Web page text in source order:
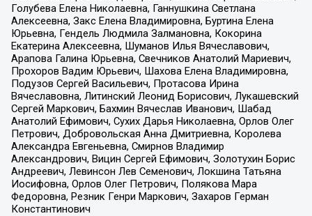
Голубева Елена Николаевна, Ганнушкина Светлана
Алексеевна, Закс Елена Владимировна, Буртина Елена
Юрьевна, Гендель Людмила Залмановна, Кокорина
Екатерина Алексеевна, Шуманов Илья Вячеславович,
Арапова Галина Юрьевна, Свечников Анатолий Мариевич,
Прохоров Вадим Юрьевич, Шахова Елена Владимировна,
Подузов Сергей Васильевич, Протасова Ирина
Вячеславовна, Литинский Леонид Борисович, Лукашевский
Сергей Маркович, Бахмин Вячеслав Иванович, Шабад
Анатолий Ефимович, Сухих Дарья Николаевна, Орлов Олег
Петрович, Добровольская Анна Дмитриевна, Королева
Александра Евгеньевна, Смирнов Владимир
Александрович, Вицин Сергей Ефимович, Золотухин Борис
Андреевич, Левинсон Лев Семенович, Локшина Татьяна
Иосифовна, Орлов Олег Петрович, Полякова Мара
Федоровна, Резник Генри Маркович, Захаров Герман
Константинович